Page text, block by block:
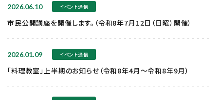
2026.06.10 イベント通信
市民公開講座を開催します。（令和8年7月12日（日曜）開催）
2026.01.09 イベント通信
「料理教室」上半期のお知らせ（令和8年4月～令和8年9月）